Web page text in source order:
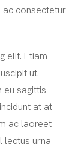
ac consectetur
elit. Etiam
ut.
eu sagittis
at at
ac laoreet
lectus urna